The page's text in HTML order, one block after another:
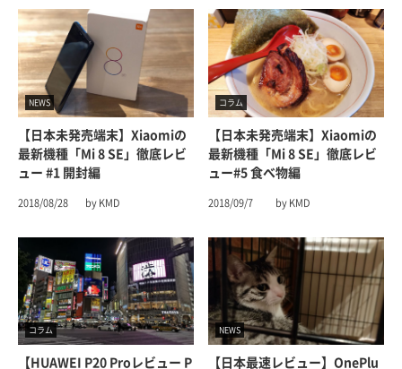
NEWS
【日本未発売端末】Xiaomiの
最新機種「Mi 8 SE」徹底レビ
ュー #1 開封編
2018/08/28 by KMD
コラム
【日本未発売端末】Xiaomiの
最新機種「Mi 8 SE」徹底レビ
ュー#5 食べ物編
2018/09/7 by KMD
コラム
【HUAWEI P20 Proレビュー P
NEWS
【日本最速レビュー】OnePlu